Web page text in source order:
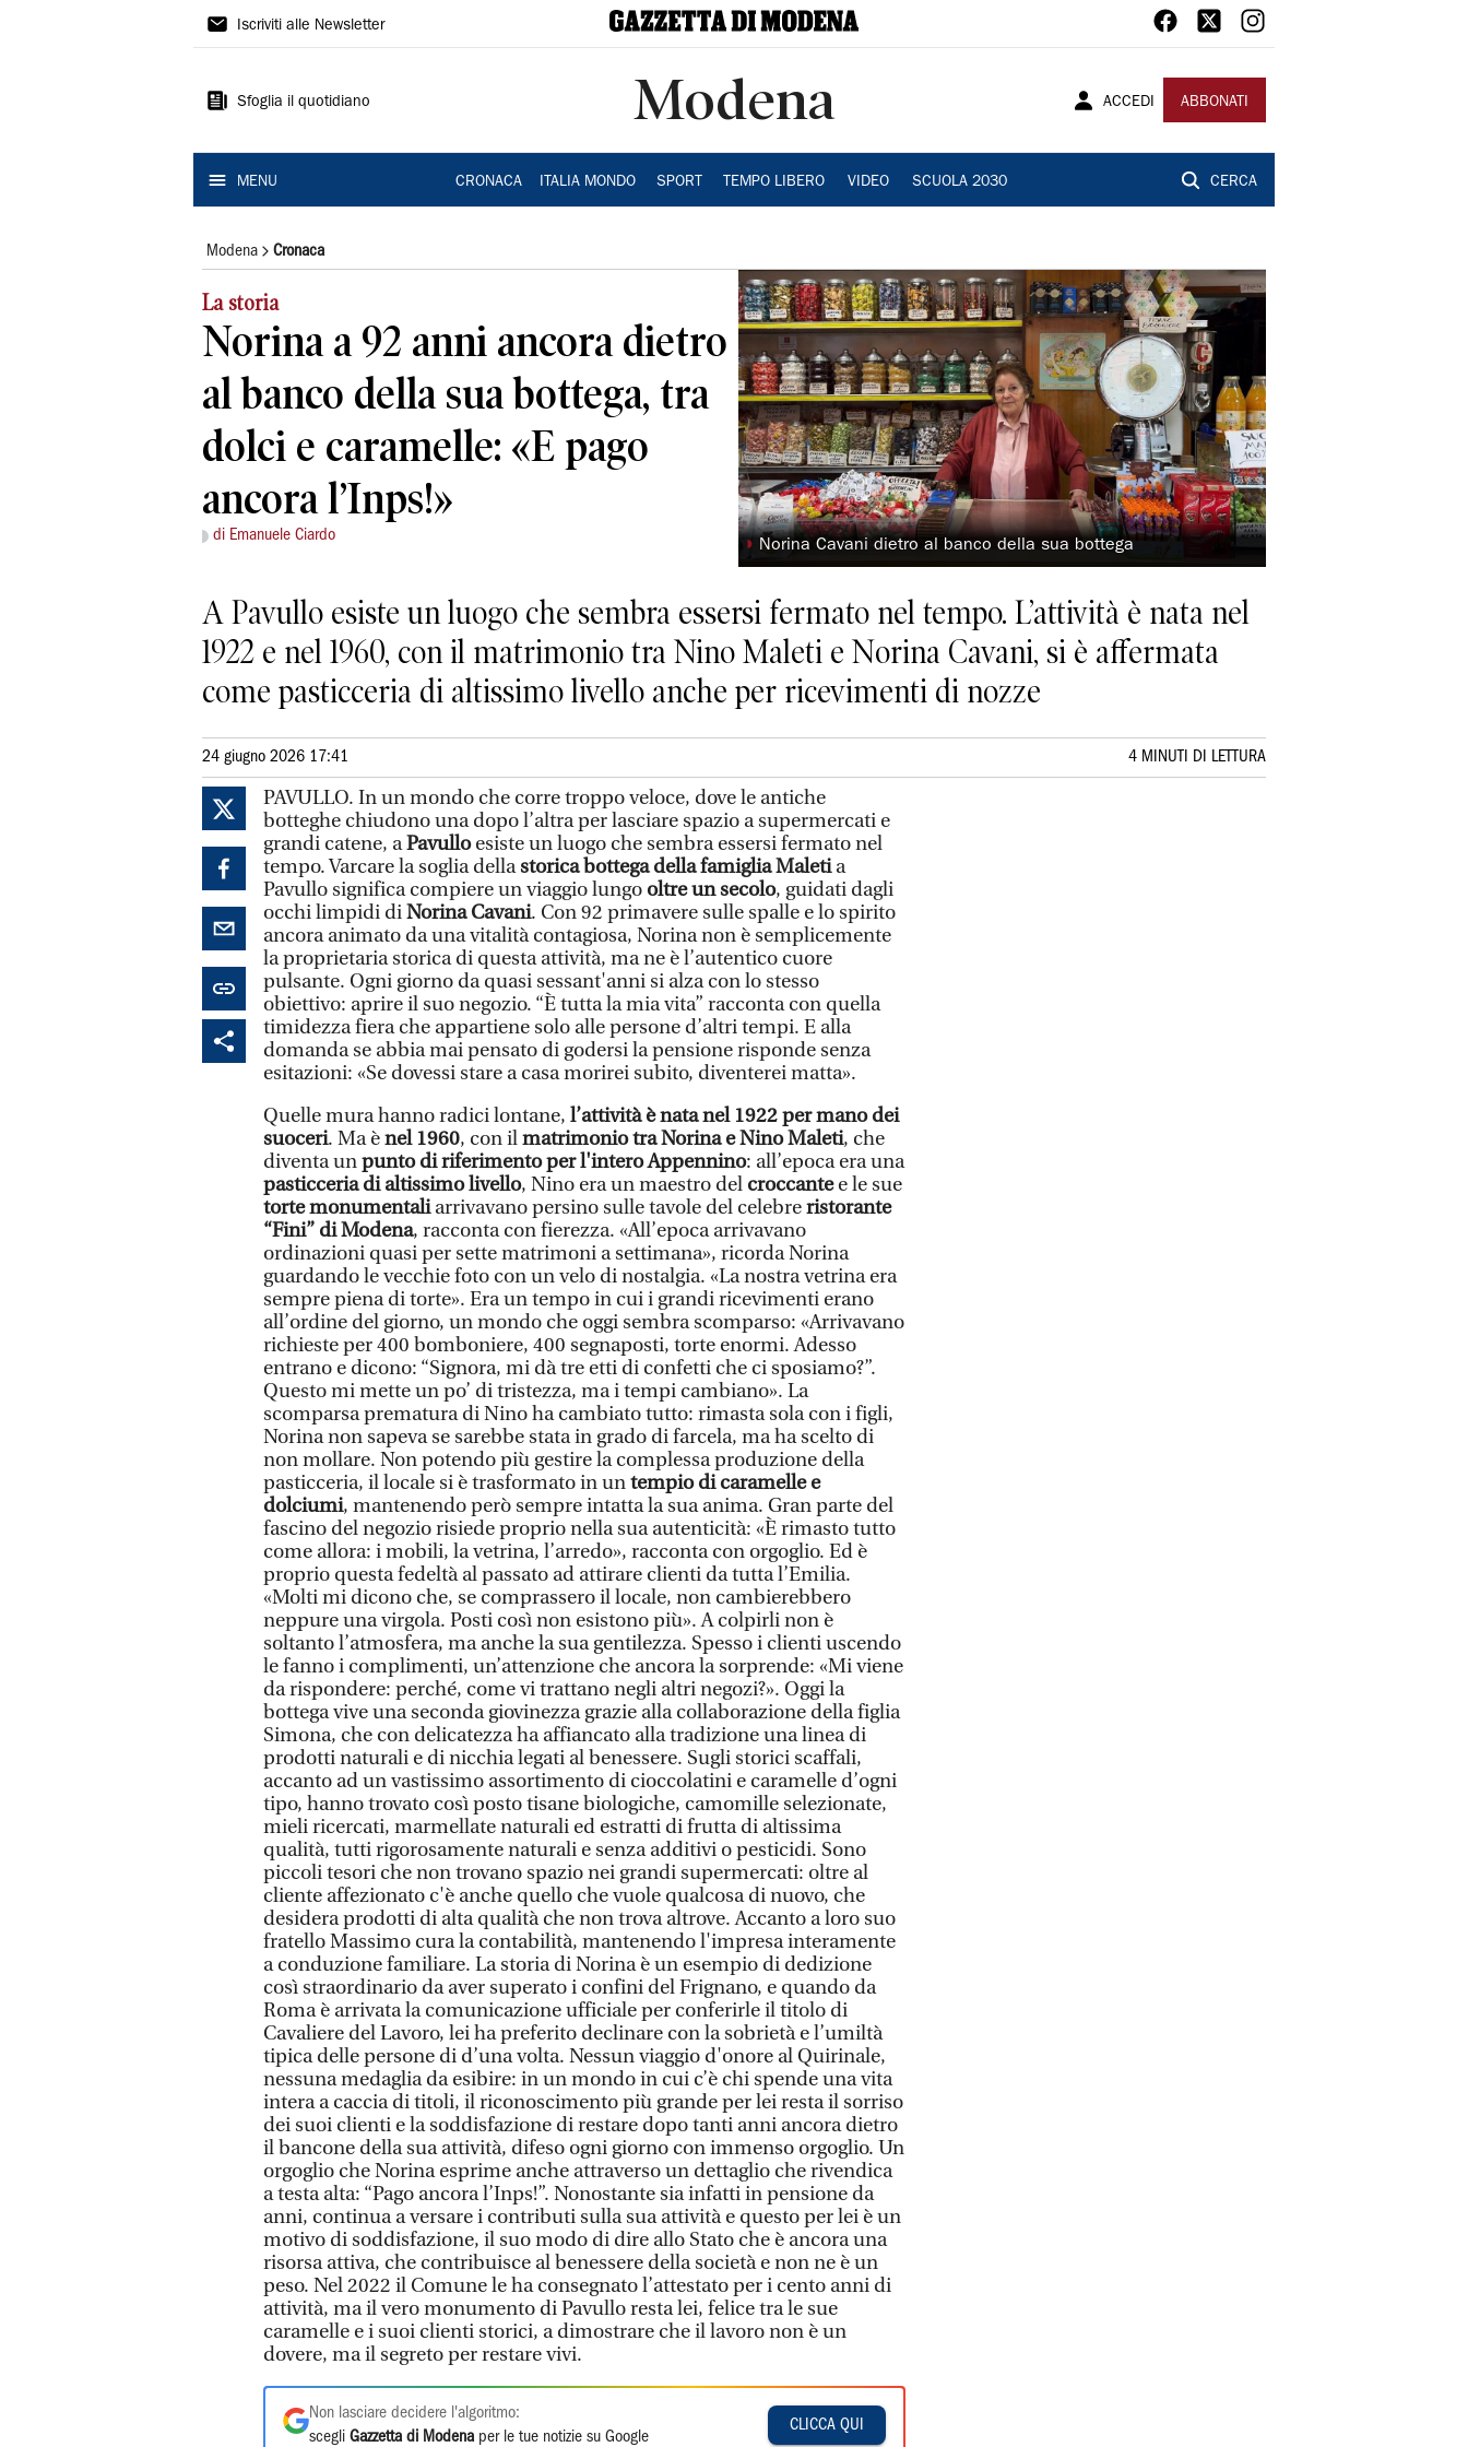
Gazzetta
Modena
Iscriviti alle Newsletter
Sfoglia il quotidiano Modena ACCEDI ABBONATI
MENU CRONACA ITALIA MONDO SPORT TEMPO LIBERO VIDEO SCUOLA 2030 CERCA
Modena Cronaca
La storia
Norina a 92 anni ancora dietro
al banco della sua bottega, tra
dolci e caramelle: «E pago
ancora l’Inps!»
di Emanuele Ciardo
◗ Norina Cavani dietro al banco della sua bottega
A Pavullo esiste un luogo che sembra essersi fermato nel tempo. L’attività è nata nel
1922 e nel 1960, con il matrimonio tra Nino Maleti e Norina Cavani, si è affermata
come pasticceria di altissimo livello anche per ricevimenti di nozze
24 giugno 2026 17:41 4 MINUTI DI LETTURA
PAVULLO. In un mondo che corre troppo veloce, dove le antiche
botteghe chiudono una dopo l’altra per lasciare spazio a supermercati e
grandi catene, aPavulloesiste un luogo che sembra essersi fermato nel
tempo. Varcare la soglia dellastorica bottega della famiglia Maletia
Pavullo significa compiere un viaggio lungo oltre un secolo, guidati dagli
occhi limpidi diNorina Cavani. Con 92 primavere sulle spalle e lo spirito
ancora animato da una vitalità contagiosa, Norina non è semplicemente
la proprietaria storica di questa attività, ma ne è l’autentico cuore
pulsante. Ogni giorno da quasi sessant'anni si alza con lo stesso
obiettivo: aprire il suo negozio. “È tutta la mia vita” racconta con quella
timidezza fiera che appartiene solo alle persone d’altri tempi. E alla
domanda se abbia mai pensato di godersi la pensione risponde senza
esitazioni: «Se dovessi stare a casa morirei subito, diventerei matta».
Quelle mura hanno radici lontane, l’attività è nata nel 1922 per mano dei
suoceri. Ma ènel 1960, con ilmatrimonio tra Norina e Nino Maleti, che
diventa unpunto di riferimento per l'interoAppennino: all’epoca era una
pasticceria di altissimo livello, Nino era un maestro del croccantee le sue
torte monumentaliarrivavano persino sulle tavole del celebreristorante
“Fini” di Modena, racconta con fierezza. «All’epoca arrivavano
ordinazioni quasi per sette matrimoni a settimana», ricorda Norina
guardando le vecchie foto con un velo di nostalgia. «La nostra vetrina era
sempre piena di torte». Era un tempo in cui i grandi ricevimenti erano
all’ordine del giorno, un mondo che oggi sembra scomparso: «Arrivavano
richieste per 400 bomboniere, 400 segnaposti, torte enormi. Adesso
entrano e dicono: “Signora, mi dà tre etti di confetti che ci sposiamo?”.
Questo mi mette un po’ di tristezza, ma i tempi cambiano». La
scomparsa prematura di Nino ha cambiato tutto: rimasta sola con i figli,
Norina non sapeva se sarebbe stata in grado di farcela, ma ha scelto di
non mollare. Non potendo più gestire la complessa produzione della
pasticceria, il locale si è trasformato in untempio di caramelle e
dolciumi, mantenendo però sempre intatta la sua anima. Gran parte del
fascino del negozio risiede proprio nella sua autenticità: «È rimasto tutto
come allora: i mobili, la vetrina, l’arredo», racconta con orgoglio. Ed è
proprio questa fedeltà al passato ad attirare clienti da tutta l’Emilia.
«Molti mi dicono che, se comprassero il locale, non cambierebbero
neppure una virgola. Posti così non esistono più». A colpirli non è
soltanto l’atmosfera, ma anche la sua gentilezza. Spesso i clienti uscendo
le fanno i complimenti, un’attenzione che ancora la sorprende: «Mi viene
da rispondere: perché, come vi trattano negli altri negozi?». Oggi la
bottega vive una seconda giovinezza grazie alla collaborazione della figlia
Simona, che con delicatezza ha affiancato alla tradizione una linea di
prodotti naturali e di nicchia legati al benessere. Sugli storici scaffali,
accanto ad un vastissimo assortimento di cioccolatini e caramelle d’ogni
tipo, hanno trovato così posto tisane biologiche, camomille selezionate,
mieli ricercati, marmellate naturali ed estratti di frutta di altissima
qualità, tutti rigorosamente naturali e senza additivi o pesticidi. Sono
piccoli tesori che non trovano spazio nei grandi supermercati: oltre al
cliente affezionato c'è anche quello che vuole qualcosa di nuovo, che
desidera prodotti di alta qualità che non trova altrove. Accanto a loro suo
fratello Massimo cura la contabilità, mantenendo l'impresa interamente
a conduzione familiare. La storia di Norina è un esempio di dedizione
così straordinario da aver superato i confini del Frignano, e quando da
Roma è arrivata la comunicazione ufficiale per conferirle il titolo di
Cavaliere del Lavoro, lei ha preferito declinare con la sobrietà e l’umiltà
tipica delle persone di d’una volta. Nessun viaggio d'onore al Quirinale,
nessuna medaglia da esibire: in un mondo in cui c’è chi spende una vita
intera a caccia di titoli, il riconoscimento più grande per lei resta il sorriso
dei suoi clienti e la soddisfazione di restare dopo tanti anni ancora dietro
il bancone della sua attività, difeso ogni giorno con immenso orgoglio. Un
orgoglio che Norina esprime anche attraverso un dettaglio che rivendica
a testa alta: “Pago ancora l’Inps!”. Nonostante sia infatti in pensione da
anni, continua a versare i contributi sulla sua attività e questo per lei è un
motivo di soddisfazione, il suo modo di dire allo Stato che è ancora una
risorsa attiva, che contribuisce al benessere della società e non ne è un
peso. Nel 2022 il Comune le ha consegnato l’attestato per i cento anni di
attività, ma il vero monumento di Pavullo resta lei, felice tra le sue
caramelle e i suoi clienti storici, a dimostrare che il lavoro non è un
dovere, ma il segreto per restare vivi.
Non lasciare decidere l'algoritmo:
scegli Gazzetta di Modena per le tue notizie su Google
CLICCA QUI